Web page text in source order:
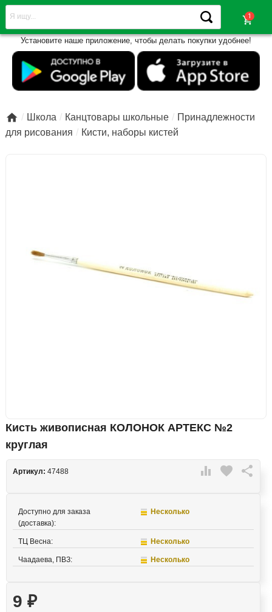
shopping_cart
Установите наше приложение, чтобы делать покупки удобнее!
 Школа Канцтовары школьные
Принадлежности
для рисования
Кисти, наборы кистей
Кисть живописная КОЛОНОК АРТЕКС №2
круглая
 favorite 
Артикул: 47488
Доступно для заказа
(доставка):
Несколько
ТЦ Весна: Несколько
Чаадаева, ПВЗ: Несколько
9 ₽